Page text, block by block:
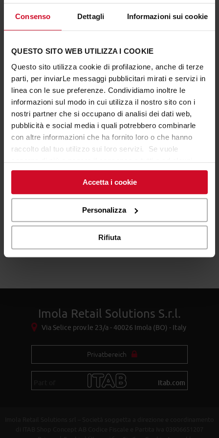
Consenso Dettagli Informazioni sui cookie
QUESTO SITO WEB UTILIZZA I COOKIE
Questo sito utilizza cookie di profilazione, anche di terze
parti, per inviarLe messaggi pubblicitari mirati e servizi in
linea con le sue preferenze. Condividiamo inoltre le
informazioni sul modo in cui utilizza il nostro sito con i
nostri partner che si occupano di analisi dei dati web,
pubblicità e social media i quali potrebbero combinarle
con altre informazioni che ha fornito loro o che hanno
raccolto dal tuo utilizzo sui loro servizi. Se vuole
saperne di più o negare il consenso a tutti o ad alcuni
cookieclicchi qui. Il consenso può essere espresso
cliccando sul tasto “Accetta i cookie”. Se non vuole i
cookie di profilazione può negare il consenso sul tasto
Accetta i cookie
Personalizza
Rifiuta
Cefla und C-LED auf der Euroshop
In Düsseldorf vom 5. bis 9. März 2017
Gemeinsam mit C-LED nimmtCefla Shopfittingan der
Messe Euroshop 2017, der wichtigsten Veranstaltung für
den Einzelhandel, teil, dievom 5. bis 9. März in
Düsseldorfdie internationalen Player der
Einrichtungsbranche für Food- und Non-Food-
Verkaufsstellen beherbergt. Cefla wird mit dem Shop der
Smart Shelving System, dem modularen System mit
komprimiertem Platzbedarf des Displays unter
Beibehaltung der gleichen Ausstellungsfläche.
HALL 14 – STAND 14/A01-A02
Imola Retail Solutions S.r.l.
Via Selice prov.le 23/a - 40026 Imola (BO) - Italy
Privatbereich
itab.com